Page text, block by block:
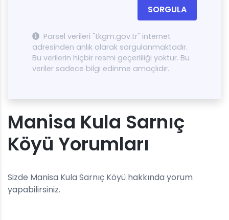
SORGULA
Parsel verileri "tkgm.gov.tr" internet
adresinden anlık olarak sorgulanmaktadır.
Bu verilerin hiçbir resmi geçerliliği yoktur. Bu
veriler sadece bilgi edinme amaçlıdır.
Manisa Kula Sarnıç
Köyü Yorumları
Sizde Manisa Kula Sarnıç Köyü hakkında yorum
yapabilirsiniz.